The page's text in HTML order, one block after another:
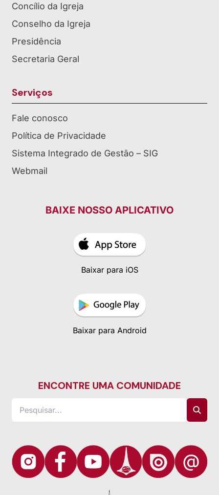
Concílio da Igreja
Conselho da Igreja
Presidência
Secretaria Geral
Serviços
Fale conosco
Política de Privacidade
Sistema Integrado de Gestão – SIG
Webmail
BAIXE NOSSO APLICATIVO
Baixar para iOS
Baixar para Android
ENCONTRE UMA COMUNIDADE